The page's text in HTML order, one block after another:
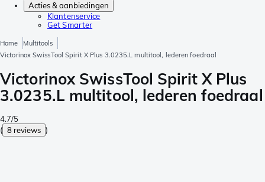
Acties & aanbiedingen
Klantenservice
Get Smarter
Home
Multitools
Victorinox SwissTool Spirit X Plus 3.0235.L multitool, lederen foedraal
Victorinox SwissTool Spirit X Plus
3.0235.L multitool, lederen foedraal
4.7/5
( 8 reviews )